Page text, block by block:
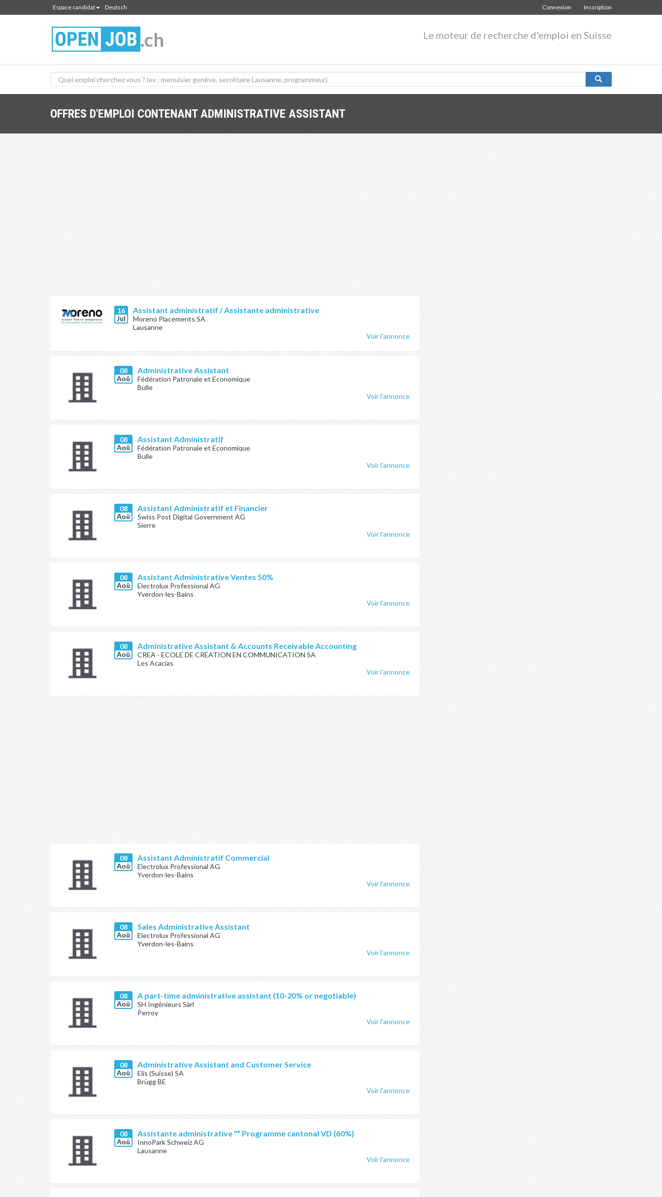
Espace candidat Deutsch Inscription
Connexion
.ch Le moteur de recherche d'emploi en Suisse
OFFRES D'EMPLOI CONTENANT ADMINISTRATIVE ASSISTANT
16
Jul
Assistant administratif / Assistante administrative
Moreno Placements SA
Lausanne
Voir l'annonce
08
Aoû
Administrative Assistant
Fédération Patronale et Economique
Bulle
Voir l'annonce
08
Aoû
Assistant Administratif
Fédération Patronale et Economique
Bulle
Voir l'annonce
08
Aoû
Assistant Administratif et Financier
Swiss Post Digital Government AG
Sierre
Voir l'annonce
08
Aoû
Assistant Administrative Ventes 50%
Electrolux Professional AG
Yverdon-les-Bains
Voir l'annonce
08
Aoû
Administrative Assistant & Accounts Receivable Accounting
CREA - ECOLE DE CREATION EN COMMUNICATION SA
Les Acacias
Voir l'annonce
08
Aoû
Assistant Administratif Commercial
Electrolux Professional AG
Yverdon-les-Bains
Voir l'annonce
08
Aoû
Sales Administrative Assistant
Electrolux Professional AG
Yverdon-les-Bains
Voir l'annonce
08
Aoû
A part-time administrative assistant (10-20% or negotiable)
SH Ingénieurs Sàrl
Perroy
Voir l'annonce
08
Aoû
Administrative Assistant and Customer Service
Elis (Suisse) SA
Brügg BE
Voir l'annonce
08
Aoû
Assistante administrative "” Programme cantonal VD (60%)
InnoPark Schweiz AG
Lausanne
Voir l'annonce